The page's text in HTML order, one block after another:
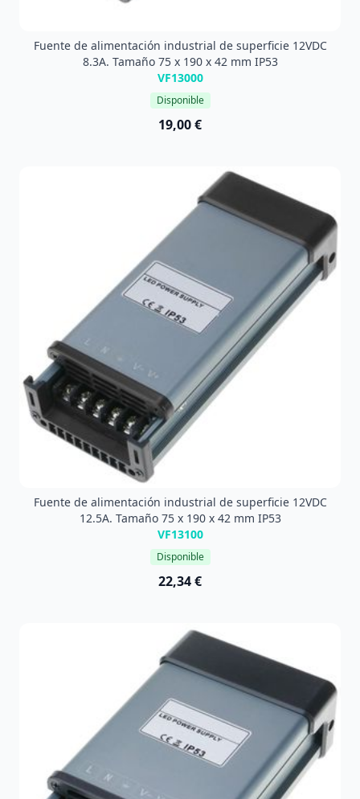
Fuente de alimentación industrial de superficie 12VDC
8.3A. Tamaño 75 x 190 x 42 mm IP53
VF13000
Disponible
19,00 €
Fuente de alimentación industrial de superficie 12VDC
12.5A. Tamaño 75 x 190 x 42 mm IP53
VF13100
Disponible
22,34 €